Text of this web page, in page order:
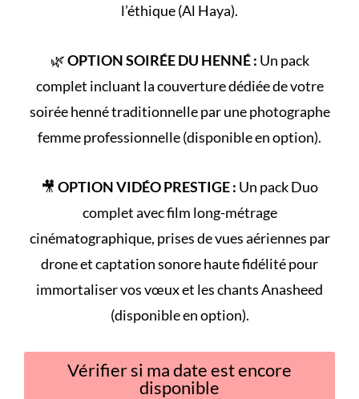
l’éthique (Al Haya).
🌿OPTION SOIRÉE DU HENNÉ : Un pack
complet incluant la couverture dédiée de votre
soirée hennétraditionnelle par une photographe
femme professionnelle (disponible en option).
🎥 OPTION VIDÉO PRESTIGE : Un pack Duo
complet avec film long-métrage
cinématographique, prises de vues aériennes par
drone et captation sonore haute fidélité pour
immortaliser vos vœux et les chants Anasheed
(disponible en option).
Vérifier si ma date est encore
disponible